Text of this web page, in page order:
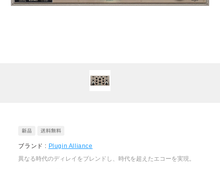
ブランド : Plugin Alliance
異なる時代のディレイをブレンドし、時代を超えたエコーを実現。